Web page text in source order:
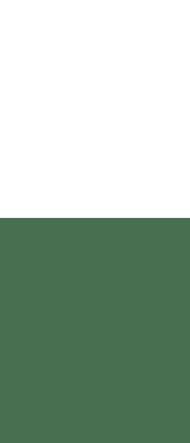
a cunoaște prin
îl duceți acasă
pendante,
Corund
• email:
Dealul Melcului:
grup. [Suntem
cu noi. Magenta